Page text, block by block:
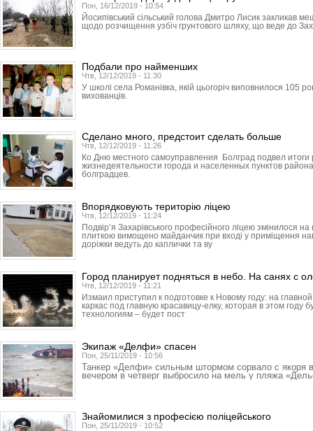
Пон, 16/12/2019 - 10:54
Йосипівський сільський голова Дмитро Лисик закликав
щодо розчищення узбіч грунтового шляху, що веде до
Подбали про найменших
Чтв, 12/12/2019 - 11:30
У школі села Романівка, якій цьогоріч виповнилося 105
вихованців.
Сделано много, предстоит сделать больше
Чтв, 12/12/2019 - 11:26
Ко Дню местного самоуправления Болград подвел
жизнедеятельности города и населенных пунктов
болградцев.
Впорядковують територію ліцею
Чтв, 12/12/2019 - 11:24
Подвір’я Захарівського професійного ліцею змінилося
плиткою вимощено майданчик при вході у приміщення
доріжки ведуть до каплички та ву
Город планирует подняться в небо. На санях с
Чтв, 12/12/2019 - 11:21
Измаил приступил к подготовке к Новому году: на
каркас под главную красавицу-елку, которая в этом году
технологиям – будет пост
Экипаж «Делфи» спасен
Пон, 25/11/2019 - 10:56
Танкер «Делфи» сильным штормом сорвало с якоря
вечером в четверг выбросило на мель у пляжа
Знайомилися з професією поліцейського
Пон, 25/11/2019 - 10:52